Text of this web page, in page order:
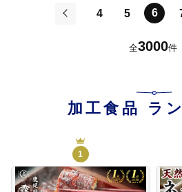
4 5 6
全3000件
加工食品 ラ
1